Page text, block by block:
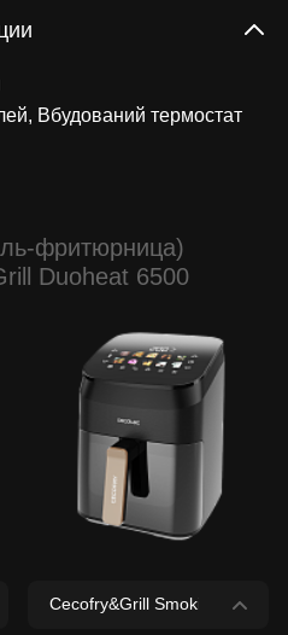
Вбудований термостат
фритюрница)
Duoheat 6500